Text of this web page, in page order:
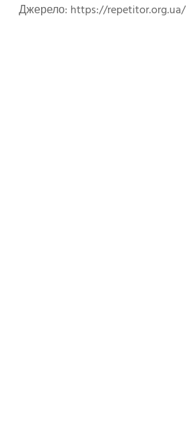
Джерело: https://repetitor.org.ua/